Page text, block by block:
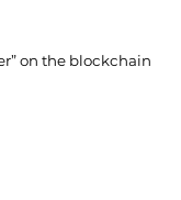
on the blockchain